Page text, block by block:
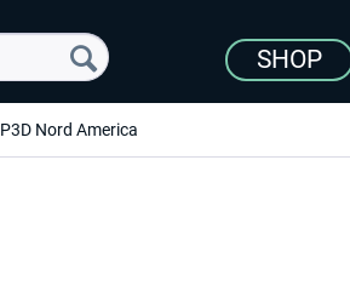
SHOP
P3D Nord America